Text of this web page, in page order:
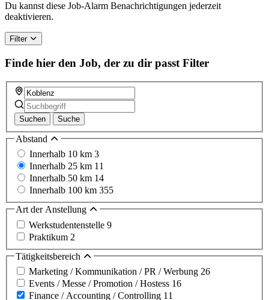
Du kannst diese Job-Alarm Benachrichtigungen jederzeit
deaktivieren.
Filter
Finde hier den Job, der zu dir passt Filter
Suchen Suche
Abstand
Innerhalb 10 km 3
Innerhalb 25 km 11
Innerhalb 50 km 14
Innerhalb 100 km 355
Art der Anstellung
Werkstudentenstelle 9
Praktikum 2
Tätigkeitsbereich
Marketing / Kommunikation / PR / Werbung 26
Events / Messe / Promotion / Hostess 16
Finance / Accounting / Controlling 11